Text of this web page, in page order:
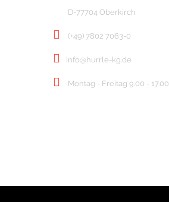
D-77704 Oberkirch
(+49) 7802 7063-0
info@hurrle-kg.de
Montag - Freitag 9.00 - 17.00